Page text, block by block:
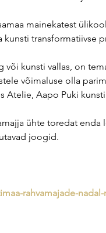
mainekatest
transformatiivse
kunsti vallas, on
võimaluse olla
Atelie, Aapo Puki
ühte toredat enda
joogid.
rahvamajade-